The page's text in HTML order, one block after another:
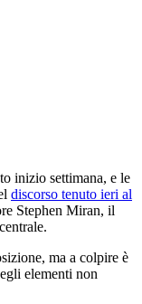
inizio settimana, e le
discorso tenuto ieri al
Stephen Miran, il
ma a colpire è
elementi non